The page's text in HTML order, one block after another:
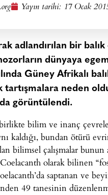
Yayın tarihi: 17 Ocak
adlandırılan bir
dünyaya
Güney Afrikalı
neden
görüntülendi.
bilim ve inanç
kaldığı, bundan ötürü
bilimsel çalışmalar
olarak bilinen
saptanan ve
49 tanesinin